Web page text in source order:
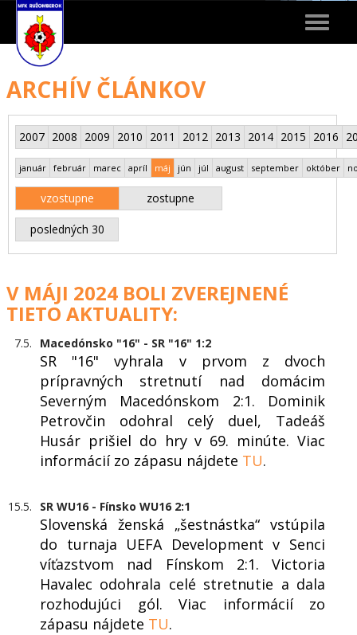
Toggle
ARCHÍV ČLÁNKOV
2007 2008 2009 2010 2011 2012 2013 2014 2015 2016
január február marec apríl máj jún júl august september október
vzostupne zostupne
posledných 30
V MÁJI 2024 BOLI ZVEREJNENÉ
TIETO AKTUALITY:
7.5. Macedónsko "16" - SR "16" 1:2
SR "16" vyhrala v prvom z dvoch
prípravných stretnutí nad domácim
Severným Macedónskom 2:1. Dominik
Petrovčin odohral celý duel, Tadeáš
Husár prišiel do hry v 69. minúte. Viac
informácií zo zápasu nájdete TU.
15.5. SR WU16 - Fínsko WU16 2:1
Slovenská ženská „šestnástka“ vstúpila
do turnaja UEFA Development v Senci
víťazstvom nad Fínskom 2:1. Victoria
Havalec odohrala celé stretnutie a dala
rozhodujúci gól. Viac informácií zo
zápasu nájdete TU.